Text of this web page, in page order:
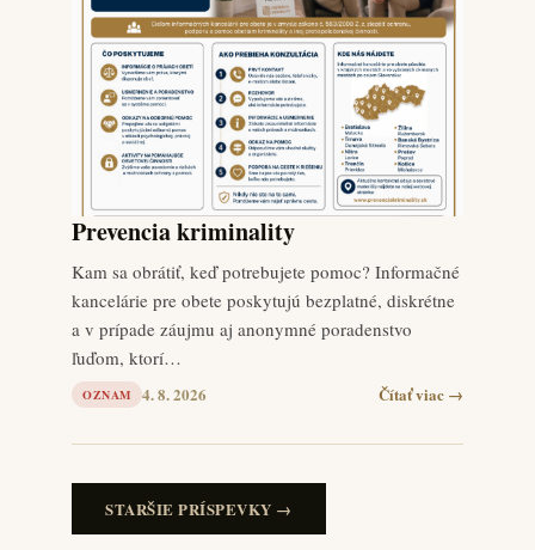
Prevencia kriminality
Kam sa obrátiť, keď potrebujete pomoc? Informačné
kancelárie pre obete poskytujú bezplatné, diskrétne
a v prípade záujmu aj anonymné poradenstvo
ľuďom, ktorí…
OZNAM 4. 8. 2026 Čítať viac →
STARŠIE PRÍSPEVKY →